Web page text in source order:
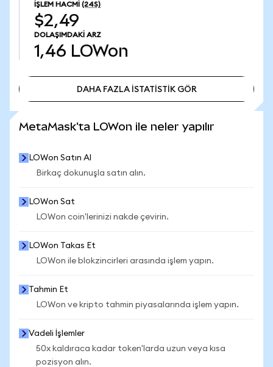
İŞLEM HACMI (24S)
$2,49
DOLAŞIMDAKI ARZ
1,46 LOWon
DAHA FAZLA İSTATİSTİK GÖR
MetaMask'ta LOWon ile neler yapılır
LOWon Satın Al
Birkaç dokunuşla satın alın.
LOWon Sat
LOWon coin'lerinizi nakde çevirin.
LOWon Takas Et
LOWon ile blokzincirleri arasında işlem yapın.
Tahmin Et
LOWon ve kripto tahmin piyasalarında işlem yapın.
Vadeli İşlemler
50x kaldıraca kadar token'larda uzun veya kısa
pozisyon alın.